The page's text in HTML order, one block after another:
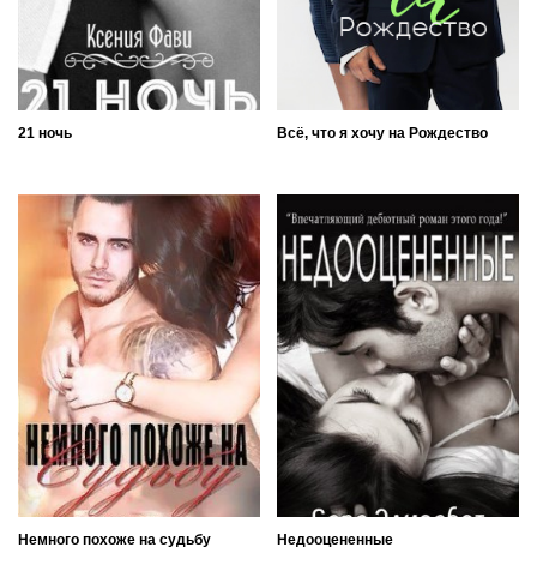
21 ночь Всё, что я хочу на Рождество
Немного похоже на судьбу Недооцененные